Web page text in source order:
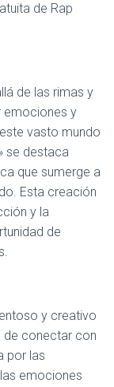
de Rap
de las rimas y
emociones y
vasto mundo
se destaca
que sumerge a
Esta creación
y la
de
y creativo
de conectar con
por las
emociones